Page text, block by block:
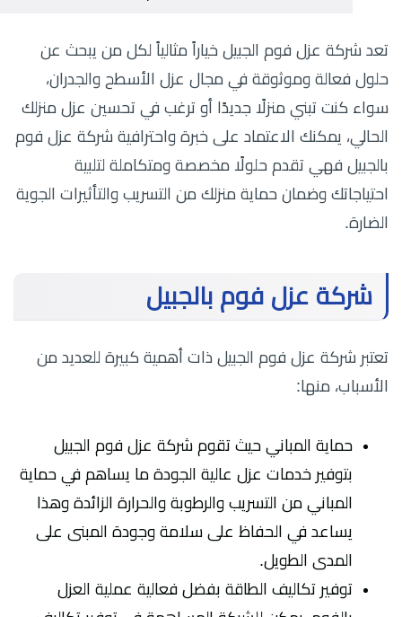
تعد شركة عزل فوم الجبيل خياراً مثالياً لكل من يبحث عن
حلول فعالة وموثوقة في مجال عزل الأسطح والجدران،
سواء كنت تبني منزلًا جديدًا أو ترغب في تحسين عزل منزلك
الحالي، يمكنك الاعتماد على خبرة واحترافية شركة عزل فوم
بالجبيل فهي تقدم حلولًا مخصصة ومتكاملة لتلبية
احتياجاتك وضمان حماية منزلك من التسريب والتأثيرات الجوية
الضارة.
شركة عزل فوم بالجبيل
تعتبر شركة عزل فوم الجبيل ذات أهمية كبيرة للعديد من
الأسباب، منها:
حماية المباني حيث تقوم شركة عزل فوم الجبيل
بتوفير خدمات عزل عالية الجودة ما يساهم في حماية
المباني من التسريب والرطوبة والحرارة الزائدة وهذا
يساعد في الحفاظ على سلامة وجودة المبنى على
المدى الطويل.
توفير تكاليف الطاقة بفضل فعالية عملية العزل